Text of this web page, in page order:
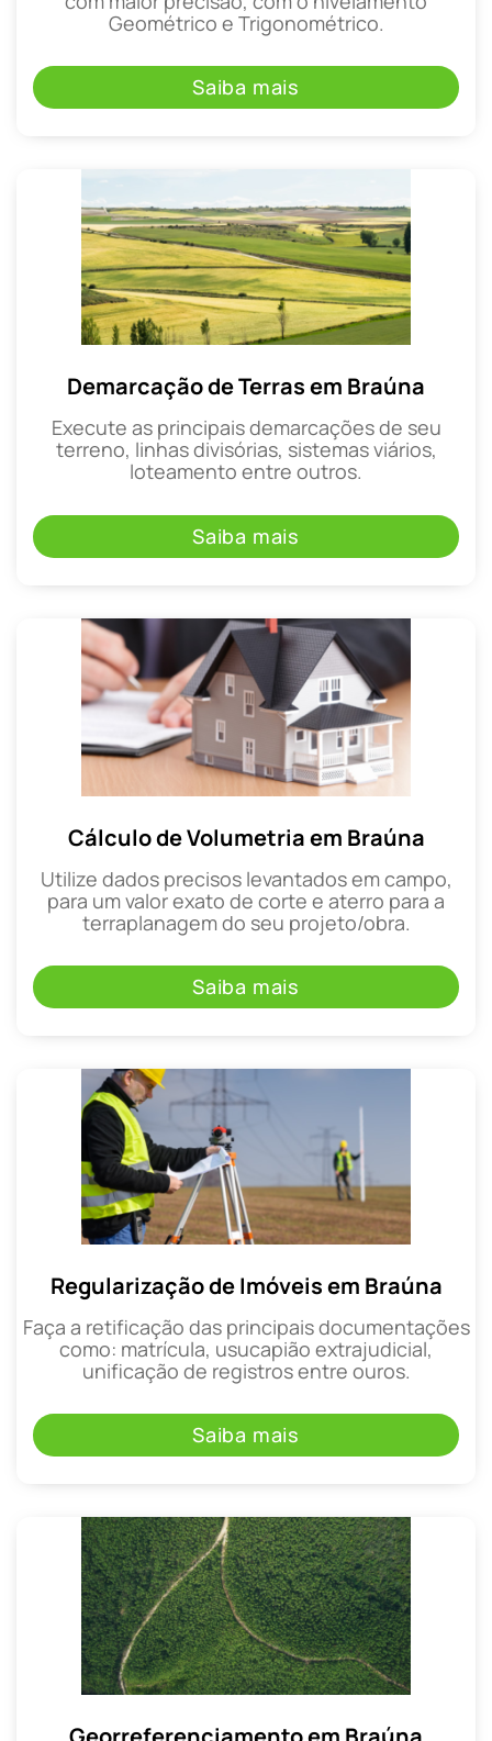
Geométrico e Trigonométrico.
Saiba mais
Demarcação de Terras em Braúna
Execute as principais demarcações de seu
terreno, linhas divisórias, sistemas viários,
loteamento entre outros.
Saiba mais
Cálculo de Volumetria em Braúna
Utilize dados precisos levantados em campo,
para um valor exato de corte e aterro para a
terraplanagem do seu projeto/obra.
Saiba mais
Regularização de Imóveis em Braúna
Faça a retificação das principais documentações
como: matrícula, usucapião extrajudicial,
unificação de registros entre ouros.
Saiba mais